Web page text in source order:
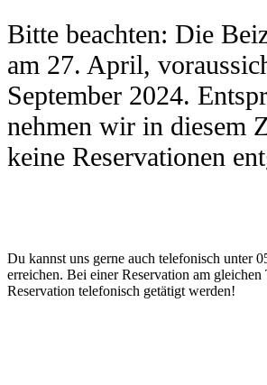
Bitte beachten: Die
am 27. April,
September 2024.
nehmen wir in diesem
keine Reservationen
Du kannst uns gerne auch telefonisch unter
erreichen. Bei einer Reservation am gleichen
Reservation telefonisch getätigt werden!